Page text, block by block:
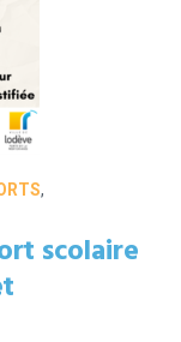
,
scolaire